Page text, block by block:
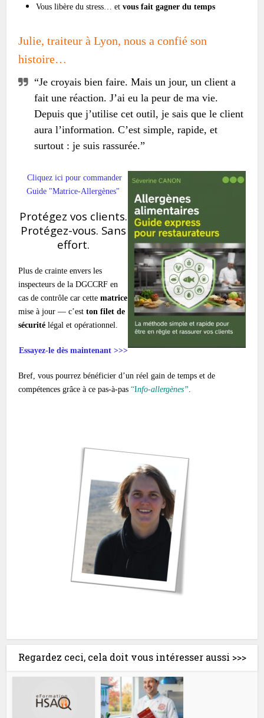
Vous libère du stress… etvous fait gagner du temps
Julie, traiteur à Lyon, nous a confié son
histoire…
“Je croyais bien faire. Mais un jour, un client a
fait une réaction. J’ai eu la peur de ma vie.
Depuis que j’utilise cet outil, je sais que le client
aura l’information. C’est simple, rapide, et
surtout : je suis rassurée.”
Cliquez ici pour commander
Guide "Matrice-Allergènes"
Protégez vos clients.
Protégez-vous. Sans
effort.
Plus de crainte envers les
inspecteurs de la DGCCRF en
cas de contrôle car cette matrice
mise à jour — c’estton filet de
sécurité légal et opérationnel.
Essayez-le dès maintenant >>>
Bref, vous pourrez bénéficier d’un réel gain de temps et de
compétences grâce à ce pas-à-pas“Info-allergènes”.
Regardez ceci, cela doit vous intéresser aussi >>>